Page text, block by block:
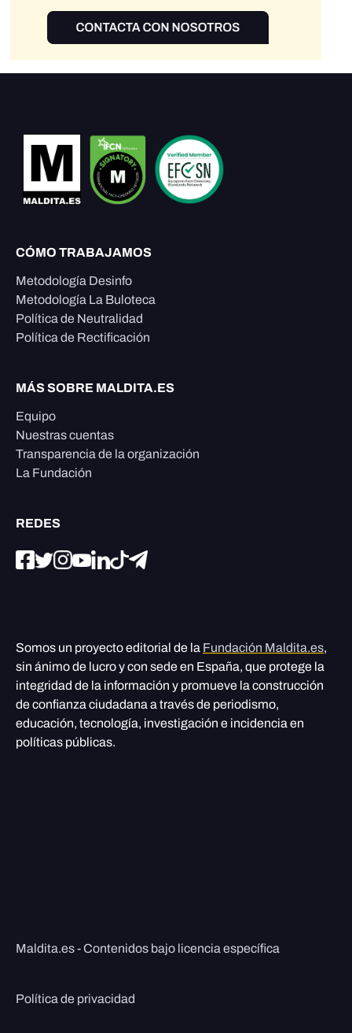
CÓMO TRABAJAMOS
Metodología Desinfo
Metodología La Buloteca
Política de Neutralidad
Política de Rectificación
MÁS SOBRE MALDITA.ES
Equipo
Nuestras cuentas
Transparencia de la organización
La Fundación
REDES
Somos un proyecto editorial de la Fundación Maldita.es,
sin ánimo de lucro y con sede en España, que protege la
integridad de la información y promueve la construcción
de confianza ciudadana a través de periodismo,
educación, tecnología, investigación e incidencia en
políticas públicas.
Maldita.es - Contenidos bajo licencia específica
Política de privacidad